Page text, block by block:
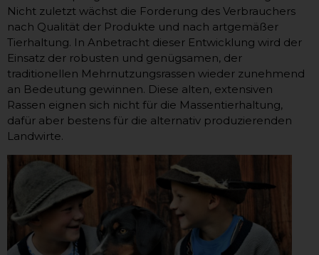
Nicht zuletzt wächst die Forderung des Verbrauchers
nach Qualität der Produkte und nach artgemäßer
Tierhaltung. In Anbetracht dieser Entwicklung wird der
Einsatz der robusten und genügsamen, der
traditionellen Mehrnutzungsrassen wieder zunehmend
an Bedeutung gewinnen. Diese alten, extensiven
Rassen eignen sich nicht für die Massentierhaltung,
dafür aber bestens für die alternativ produzierenden
Landwirte.